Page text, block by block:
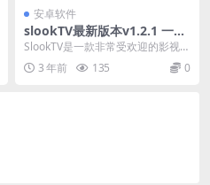
安卓软件
slookTV最新版本v1.2.1 一款
非常受欢迎的影视盒
SlookTV是一款非常受欢迎的影视
盒。 这里汇集了各类精彩、热门的
影视剧。 您...
3 年前 135 0